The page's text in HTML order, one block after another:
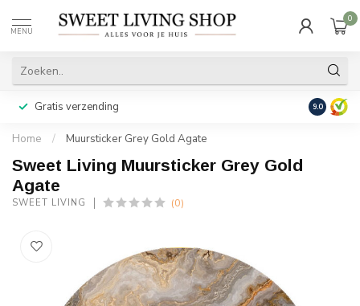
MENU
0
Gratis verzending Achteraf
9.0
Home / Muursticker Grey Gold Agate
Sweet Living Muursticker Grey Gold
Agate
SWEET LIVING (0)